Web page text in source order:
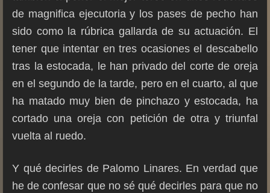
de magnifica ejecutoria y los pases de pecho han
sido como la rúbrica gallarda de su actuación. El
tener que intentar en tres ocasiones el descabello
tras la estocada, le han privado del corte de oreja
en el segundo de la tarde, pero en el cuarto, al que
ha matado muy bien de pinchazo y estocada, ha
cortado una oreja con petición de otra y triunfal
vuelta al ruedo.
Y qué decirles de Palomo Linares. En verdad que
he de confesar que no sé qué decirles para que no